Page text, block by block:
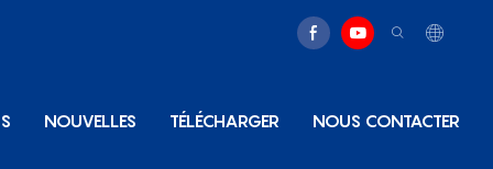
NOUVELLES TÉLÉCHARGER NOUS CONTACTER